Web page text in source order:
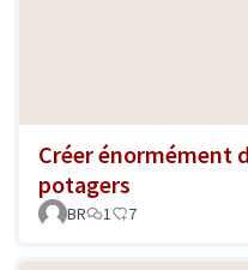
Créer énormément
potagers
BR 1 7